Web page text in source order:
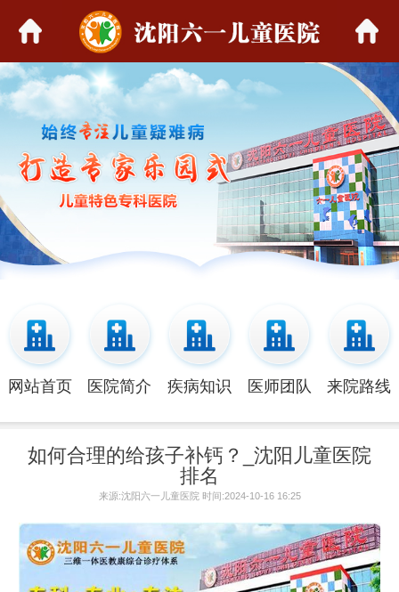
网站首页 医院简介 疾病知识 医师团队 来院路线
如何合理的给孩子补钙？_沈阳儿童医院
排名
来源:沈阳六一儿童医院 时间:2024-10-16 16:25